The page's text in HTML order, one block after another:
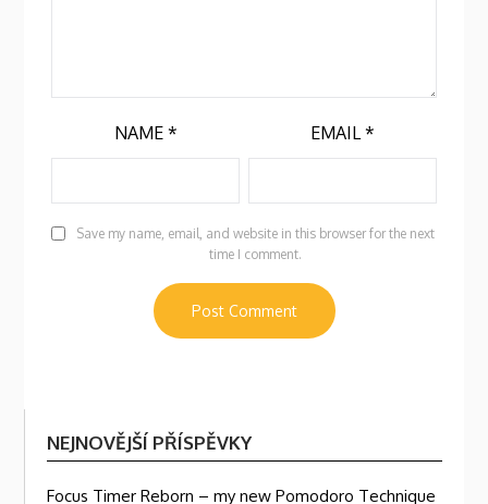
NAME * EMAIL *
Save my name, email, and website in this browser for the next
time I comment.
NEJNOVĚJŠÍ PŘÍSPĚVKY
Focus Timer Reborn – my new Pomodoro Technique